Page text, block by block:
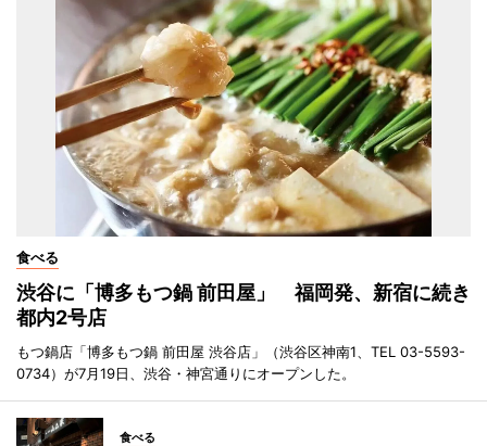
食べる
渋谷に「博多もつ鍋 前田屋」 福岡発、新宿に続き
都内2号店
もつ鍋店「博多もつ鍋 前田屋 渋谷店」（渋谷区神南1、TEL 03-5593-
0734）が7月19日、渋谷・神宮通りにオープンした。
食べる